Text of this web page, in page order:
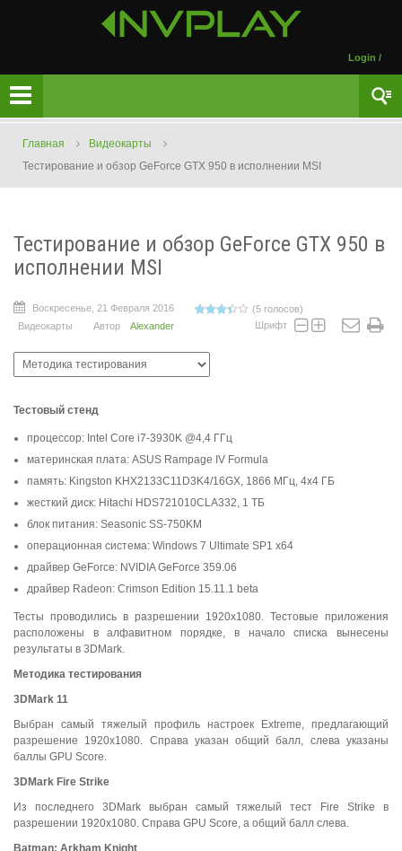
Login /
Главная
Видеокарты
Тестирование и обзор GeForce GTX 950 в исполнении MSI
Тестирование и обзор GeForce GTX 950 в
исполнении MSI
Воскресенье, 21 Февраля 2016
(5 голосов)
Видеокарты
Автор Alexander Шрифт
Тестовый стенд
процессор: Intel Core i7-3930K @4,4 ГГц
материнская плата: ASUS Rampage IV Formula
память: Kingston KHX2133C11D3K4/16GX, 1866 МГц, 4x4 ГБ
жесткий диск: Hitachi HDS721010CLA332, 1 TБ
блок питания: Seasonic SS-750KM
операционная система: Windows 7 Ultimate SP1 x64
драйвер GeForce: NVIDIA GeForce 359.06
драйвер Radeon: Crimson Edition 15.11.1 beta
Тесты проводились в разрешении 1920x1080. Тестовые приложения
расположены в алфавитном порядке, в начало списка вынесены
результаты в 3DMark.
Методика тестирования
3DMark 11
Выбран самый тяжелый профиль настроек Extreme, предлагающий
разрешение 1920x1080. Справа указан общий балл, слева указаны
баллы GPU Score.
3DMark Fire Strike
Из последнего 3DMark выбран самый тяжелый тест Fire Strike в
разрешении 1920x1080. Cправа GPU Score, а общий балл слева.
Batman: Arkham Knight